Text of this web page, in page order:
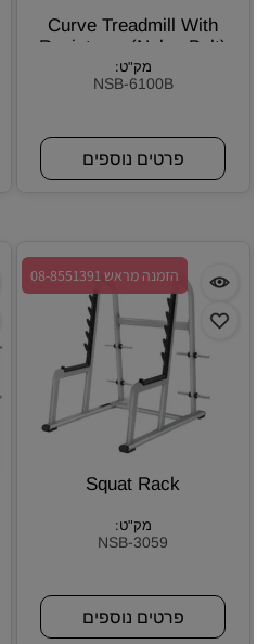
Curve Treadmill With
Resistance(Nylon Belt)
מק"ט:
NSB-6100B
פרטים נוספים
הזמנה מראש 08-8551391
Squat Rack
מק"ט:
NSB-3059
פרטים נוספים